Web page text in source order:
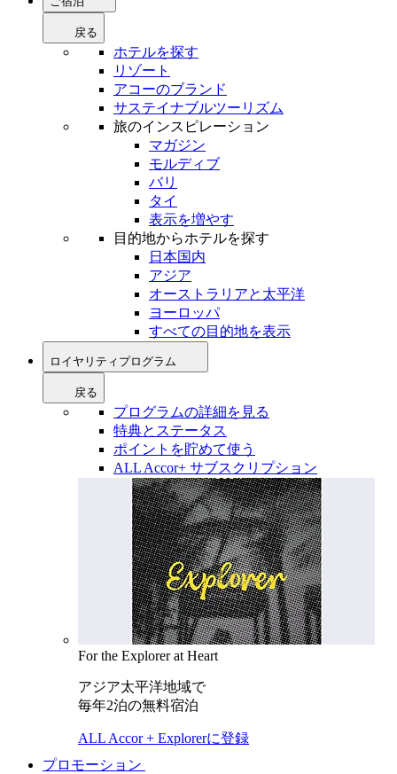
戻る
ホテルを探す
リゾート
アコーのブランド
サステイナブルツーリズム
旅のインスピレーション
マガジン
モルディブ
バリ
タイ
表示を増やす
目的地からホテルを探す
日本国内
アジア
オーストラリアと太平洋
ヨーロッパ
すべての目的地を表示
ロイヤリティプログラム
戻る
プログラムの詳細を見る
特典とステータス
ポイントを貯めて使う
ALL Accor+ サブスクリプション
For the Explorer at Heart
アジア太平洋地域で
毎年2泊の無料宿泊
ALL Accor + Explorerに登録
プロモーション